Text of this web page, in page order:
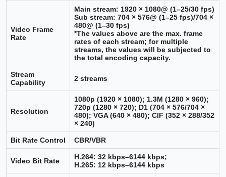
Video Frame
Rate
Main stream: 1920 × 1080@ (1–25/30 fps)
Sub stream: 704 × 576@ (1–25 fps)/704 ×
480@ (1–30 fps)
*The values above are the max. frame
rates of each stream; for multiple
streams, the values will be subjected to
the total encoding capacity.
Stream
Capability
2 streams
Resolution
1080p (1920 × 1080); 1.3M (1280 × 960);
720p (1280 × 720); D1 (704 × 576/704 ×
480); VGA (640 × 480); CIF (352 × 288/352
× 240)
Bit Rate Control CBR/VBR
Video Bit Rate
H.264: 32 kbps–6144 kbps;
H.265: 12 kbps–6144 kbps